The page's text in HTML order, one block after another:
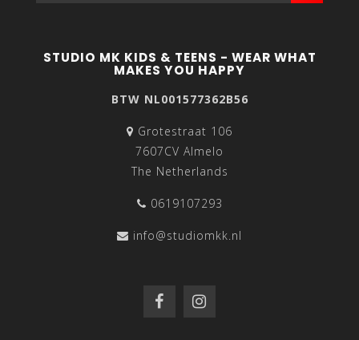
STUDIO MK KIDS & TEENS - WEAR WHAT
MAKES YOU HAPPY
BTW NL001577362B56
Grotestraat 106
7607CV Almelo
The Netherlands
0619107293
info@studiomkk.nl